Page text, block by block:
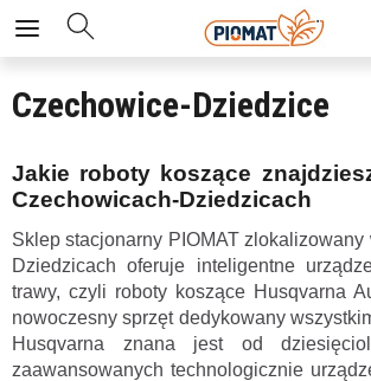
Czechowice-Dziedzice
Jakie roboty koszące
Czechowicach-Dziedzicach
Sklep stacjonarny PIOMAT
Dziedzicach oferuje inteligentne
trawy, czyli roboty koszące Husqvarna
nowoczesny sprzęt dedykowany
Husqvarna znana jest od
zaawansowanych technologicznie